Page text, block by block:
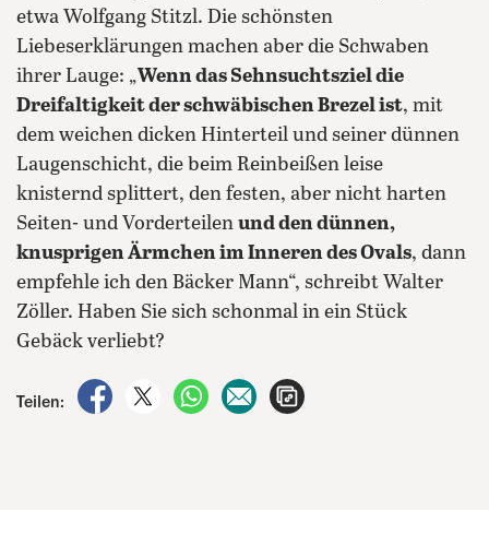
etwa Wolfgang Stitzl. Die schönsten
Liebeserklärungen machen aber die Schwaben
ihrer Lauge: „Wenn das Sehnsuchtsziel die
Dreifaltigkeit der schwäbischen Brezel ist, mit
dem weichen dicken Hinterteil und seiner dünnen
Laugenschicht, die beim Reinbeißen leise
knisternd splittert, den festen, aber nicht harten
Seiten- und Vorderteilen und den dünnen,
knusprigen Ärmchen im Inneren des Ovals, dann
empfehle ich den Bäcker Mann“, schreibt Walter
Zöller. Haben Sie sich schonmal in ein Stück
Gebäck verliebt?
Teilen:
auf Facebook teilen
auf X teilenper WhatsApp teilen
per E-Mail teilen